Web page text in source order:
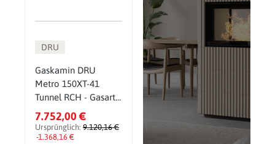
DRU
Gaskamin DRU
Metro 150XT-41
Tunnel RCH - Gasart:
Erdgas G31
(Propangas) -
Glasscheibe: ohne
7.752,00 €
Ursprünglich: 9.120,16 €
-1.368,16 €